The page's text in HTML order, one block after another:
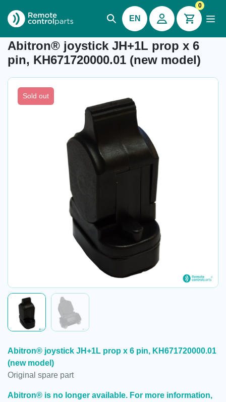
EN
0
Item number: 04.298.1.A
Abitron® joystick JH+1L prop x 6
pin, KH671720000.01 (new model)
Sold out
Abitron® joystick JH+1L prop x 6 pin, KH671720000.01
(new model)
Original spare part
Abitron® is no longer available. For more information,